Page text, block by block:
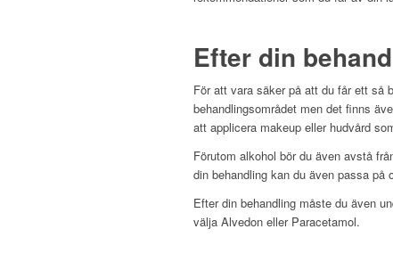
Efter din
För att vara säker på att du får ett så
behandlingsområdet men det finns
att applicera makeup eller hudvård
Förutom alkohol bör du även avstå
din behandling kan du även passa
Efter din behandling måste du även
välja Alvedon eller Paracetamol.